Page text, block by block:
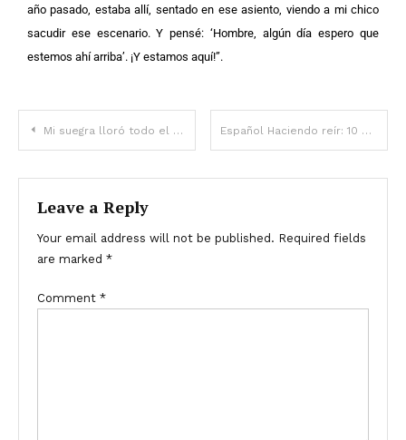
año pasado, estaba allí, sentado en ese asiento, viendo a mi chico
sacudir ese escenario. Y pensé: ‘Hombre, algún día espero que
estemos ahí arriba’. ¡Y estamos aquí!”.
Mi suegra lloró todo el día después de que mi madre viniera a verme y le dijera que sabía su secreto Español Haciendo reír: 10 chistes hilarantes sobre conductores
Leave a Reply
Your email address will not be published. Required fields
are marked *
Comment *